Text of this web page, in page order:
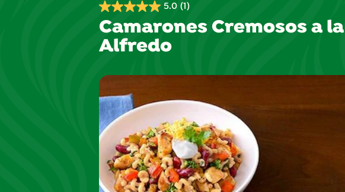
5.0 (1)
5.0
de
5
estrellas.
reseña
Camarones Cremosos a la
Alfredo